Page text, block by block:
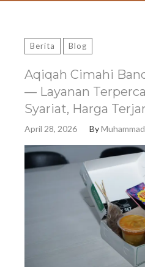
Berita Blog
Aqiqah Cimahi
— Layanan
Syariat, Harga
April 28, 2026 By